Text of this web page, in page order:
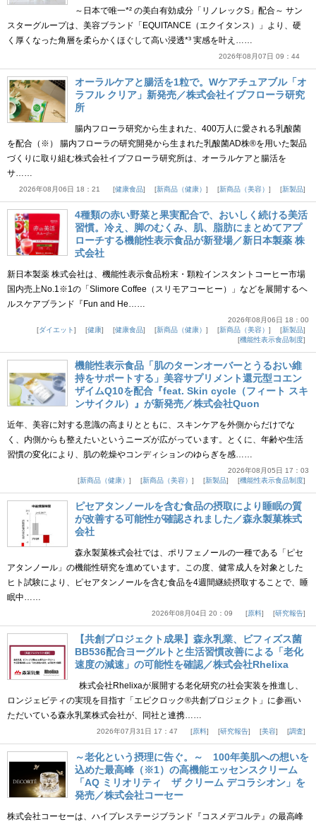
～日本で唯一*² の美白有効成分「リノレックS」配合～ サン
スターグループは、美容ブランド「EQUITANCE（エクイタンス）」より、硬
く厚くなった角層を柔らかくほぐして高い浸透*³ 実感を叶え……
2026年08月07日 09：44
オーラルケアと腸活を1粒で。Wケアチュアブル「オ
ラフル クリア」新発売／株式会社イブフローラ研究
所
腸内フローラ研究から生まれた、400万人に愛される乳酸菌
を配合（※） 腸内フローラの研究開発から生まれた乳酸菌AD株®を用いた製品
づくりに取り組む株式会社イブフローラ研究所は、オーラルケアと腸活を
サ……
2026年08月06日 18：21 健康食品 新商品（健康） 新商品（美容） 新製品
4種類の赤い野菜と果実配合で、おいしく続ける美活
習慣。冷え、脚のむくみ、肌、脂肪にまとめてアプ
ローチする機能性表示食品が新登場／新日本製薬 株
式会社
新日本製薬 株式会社は、機能性表示食品粉末・顆粒インスタントコーヒー市場
国内売上No.1※1の「Slimore Coffee（スリモアコーヒー）」などを展開するヘ
ルスケアブランド『Fun and He……
2026年08月06日 18：00
ダイエット
健康 健康食品 新商品（健康） 新商品（美容）
新製品
機能性表示食品制度
機能性表示食品「肌のターンオーバーとうるおい維
持をサポートする」美容サプリメント還元型コエン
ザイムQ10を配合『feat. Skin cycle（フィート スキ
ンサイクル）』が新発売／株式会社Quon
近年、美容に対する意識の高まりとともに、スキンケアを外側からだけでな
く、内側からも整えたいというニーズが広がっています。とくに、年齢や生活
習慣の変化により、肌の乾燥やコンディションのゆらぎを感……
2026年08月05日 17：03
新商品（健康）
新商品（美容） 新製品 機能性表示食品制度
ピセアタンノールを含む食品の摂取により睡眠の質
が改善する可能性が確認されました／森永製菓株式
会社
森永製菓株式会社では、ポリフェノールの一種である「ピセ
アタンノール」の機能性研究を進めています。この度、健常成人を対象とした
ヒト試験により、ピセアタンノールを含む食品を4週間継続摂取することで、睡
眠中……
2026年08月04日 20：09 原料 研究報告
【共創プロジェクト成果】森永乳業、ビフィズス菌
BB536配合ヨーグルトと生活習慣改善による「老化
速度の減速」の可能性を確認／株式会社Rhelixa
株式会社Rhelixaが展開する老化研究の社会実装を推進し、
ロンジェビティの実現を目指す「エピクロック®共創プロジェクト」に参画い
ただいている森永乳業株式会社が、同社と連携……
2026年07月31日 17：47 原料 研究報告 美容 調査
～老化という摂理に告ぐ。～ 100年美肌への想いを
込めた最高峰（※1）の高機能エッセンスクリーム
「AQ ミリオリティ ザ クリーム デコラシオン」を
発売／株式会社コーセー
株式会社コーセーは、ハイプレステージブランド『コスメデコルテ』の最高峰